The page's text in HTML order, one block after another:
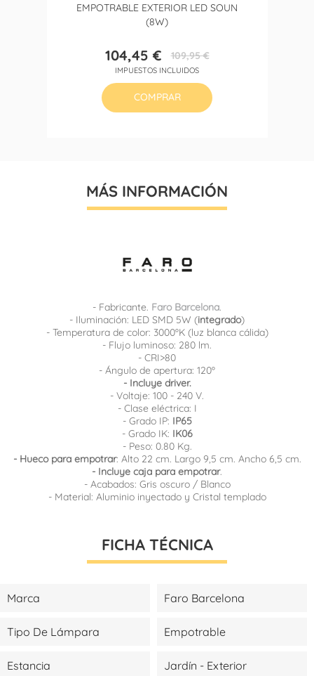
EMPOTRABLE EXTERIOR LED SOUN
(8W)
Precio
104,45 €Precio
base
109,95 €
IMPUESTOS INCLUIDOS
COMPRAR
MÁS INFORMACIÓN
- Fabricante. Faro Barcelona.
- Iluminación: LED SMD 5W (integrado)
- Temperatura de color: 3000ºK (luz blanca cálida)
- Flujo luminoso: 280 lm.
- CRI>80
- Ángulo de apertura: 120º
- Incluye driver.
- Voltaje: 100 - 240 V.
- Clase eléctrica: I
- Grado IP: IP65
- Grado IK: IK06
- Peso: 0.80 Kg.
- Hueco para empotrar: Alto 22 cm. Largo 9,5 cm. Ancho 6,5 cm.
- Incluye caja para empotrar.
- Acabados: Gris oscuro / Blanco
- Material: Aluminio inyectado y Cristal templado
FICHA TÉCNICA
Marca Faro Barcelona
Tipo De Lámpara Empotrable
Estancia Jardín - Exterior